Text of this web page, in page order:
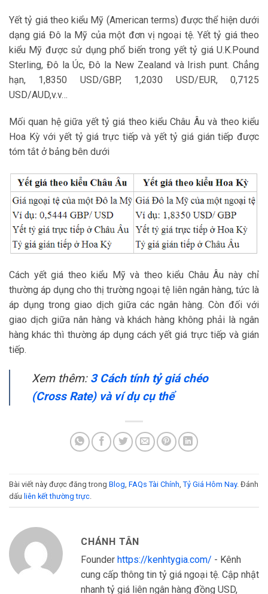
Yết tỷ giá theo kiểu Mỹ (American terms) được thể hiện dưới
dạng giá Đô la Mỹ của một đơn vị ngoại tệ. Yết tỷ giá theo
kiểu Mỹ được sử dụng phổ biến trong yết tỷ giá U.K.Pound
Sterling, Đô la Úc, Đô la New Zealand và Irish punt. Chẳng
hạn, 1,8350 USD/GBP, 1,2030 USD/EUR, 0,7125
USD/AUD,v.v…
Mối quan hệ giữa yết tỷ giá theo kiểu Châu Âu và theo kiểu
Hoa Kỳ với yết tỷ giá trực tiếp và yết tỷ giá gián tiếp được
tóm tắt ở bảng bên dưới
Cách yết giá theo kiểu Mỹ và theo kiểu Châu Âu này chỉ
thường áp dụng cho thị trường ngoại tệ liên ngân hàng, tức là
áp dụng trong giao dịch giữa các ngân hàng. Còn đối với
giao dịch giữa nân hàng và khách hàng không phải là ngân
hàng khác thì thường áp dụng cách yết giá trực tiếp và gián
tiếp.
Xem thêm: 3 Cách tính tỷ giá chéo
(Cross Rate) và ví dụ cụ thể
Bài viết này được đăng trong Blog FAQs Tài Chính Tỷ Giá Hôm Nay. Đánh
dấu liên kết thường trực
CHÁNH TÂN
Founder https://kenhtygia.com/ - Kênh
cung cấp thông tin tỷ giá ngoại tệ. Cập nhật
nhanh tỷ giá liên ngân hàng đồng USD,